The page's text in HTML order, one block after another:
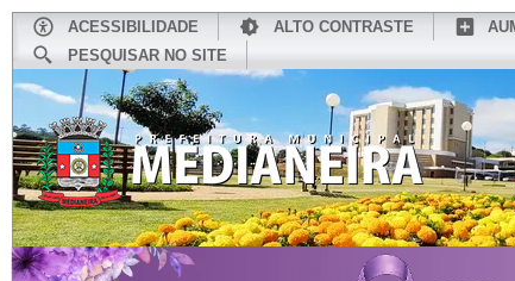
ACESSIBILIDADE ALTO CONTRASTE
PESQUISAR NO SITE
CONHEÇA MEDIANEIRA